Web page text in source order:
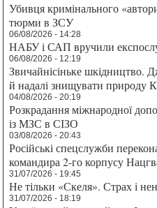
Убивця кримінального
тюрми в ЗСУ
06/08/2026 - 14:28
НАБУ і САП вручили
06/08/2026 - 12:19
Звичайнісіньке шкідництво.
й надалі знищувати природу
04/08/2026 - 20:19
Розкрадання міжнародної
із МЗС в СІЗО
03/08/2026 - 20:43
Російські спецслужби
командира 2-го корпусу
31/07/2026 - 19:45
Не тільки «Скеля». Страх і
31/07/2026 - 18:19